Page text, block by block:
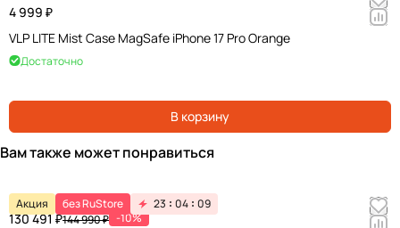
4 999 ₽
VLP LITE Mist Case MagSafe iPhone 17 Pro Orange
Достаточно
В корзину
Вам также может понравиться
Акция без RuStore 23 04 09
130 491 ₽144 990 ₽ -10%